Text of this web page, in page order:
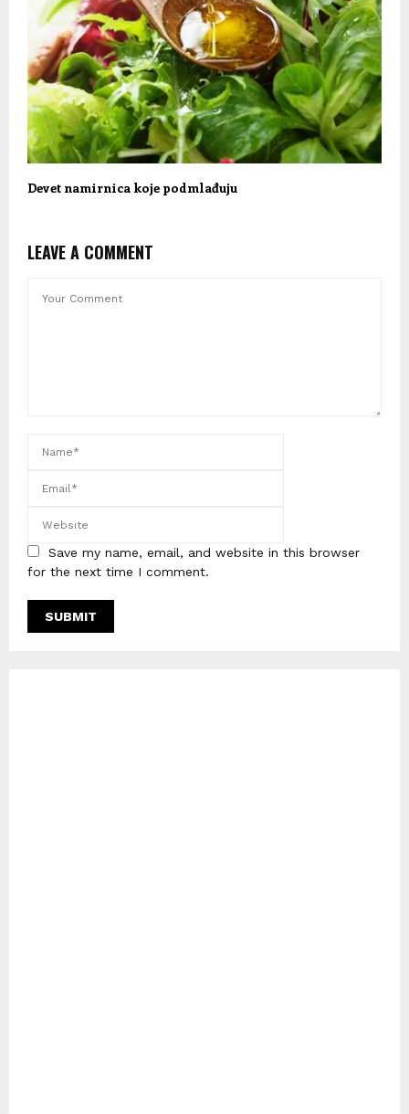
Devet namirnica koje podmlađuju
LEAVE A COMMENT
Save my name, email, and website in this browser
for the next time I comment.